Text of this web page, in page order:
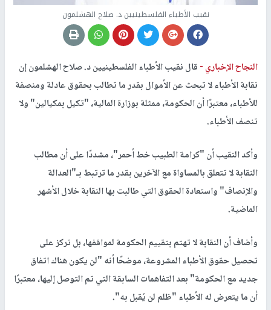
نقيب الأطباء الفلسطينيين د. صلاح الهشلمون
النجاح الإخباري -قال نقيب الأطباء الفلسطينيين د. صلاح الهشلمون إن
نقابة الأطباء لا تبحث عن الأموال بقدر ما تطالب بحقوق عادلة ومنصفة
للأطباء، معتبرًا أن الحكومة، ممثلة بوزارة المالية، "تكيل بمكيالين" ولا
تنصف الأطباء.
وأكد النقيب أن "كرامة الطبيب خط أحمر"، مشددًا على أن مطالب
النقابة لا تتعلق بالمساواة مع الآخرين بقدر ما ترتبط بـ"العدالة
والإنصاف" واستعادة الحقوق التي طالبت بها النقابة خلال الأشهر
الماضية.
وأضاف أن النقابة لا تهتم بتقييم الحكومة لمواقفها، بل تركز على
تحصيل حقوق الأطباء المشروعة، موضحًا أنه "لن يكون هناك اتفاق
جديد مع الحكومة" بعد التفاهمات السابقة التي تم التوصل إليها، معتبرًا
أن ما يتعرض له الأطباء "ظلم لن يُقبل به".